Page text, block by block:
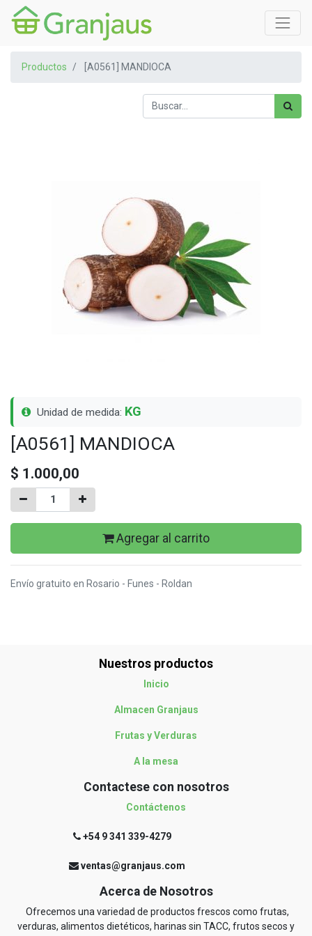
Productos [A0561] MANDIOCA
Unidad de medida: KG
[A0561] MANDIOCA
$ 1.000,00
Agregar al carrito
Envío gratuito en Rosario - Funes - Roldan
Nuestros productos
Inicio
Almacen Granjaus
Frutas y Verduras
A la mesa
Contactese con nosotros
Contáctenos
+54 9 341 339-4279
ventas@granjaus.com
Acerca de Nosotros
Ofrecemos una variedad de productos frescos como frutas,
verduras, alimentos dietéticos, harinas sin TACC, frutos secos y